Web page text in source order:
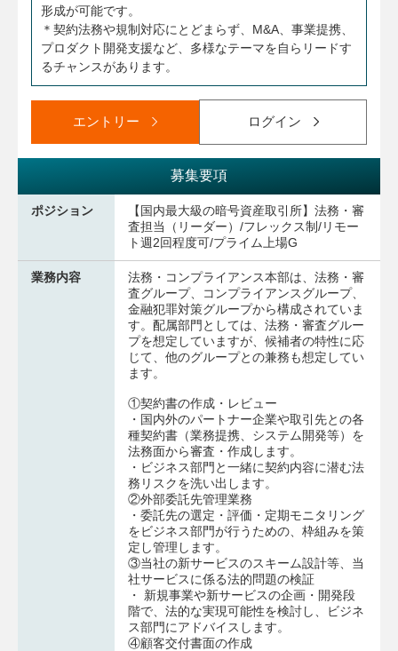
形成が可能です。
＊契約法務や規制対応にとどまらず、M&A、事業提携、
プロダクト開発支援など、多様なテーマを自らリードす
るチャンスがあります。
エントリー ログイン
募集要項
ポジション
【国内最大級の暗号資産取引所】法務・審
査担当（リーダー）/フレックス制/リモー
ト週2回程度可/プライム上場G
業務内容
法務・コンプライアンス本部は、法務・審
査グループ、コンプライアンスグループ、
金融犯罪対策グループから構成されていま
す。配属部門としては、法務・審査グルー
プを想定していますが、候補者の特性に応
じて、他のグループとの兼務も想定してい
ます。
①契約書の作成・レビュー
・国内外のパートナー企業や取引先との各
種契約書（業務提携、システム開発等）を
法務面から審査・作成します。
・ビジネス部門と一緒に契約内容に潜む法
務リスクを洗い出します。
②外部委託先管理業務
・委託先の選定・評価・定期モニタリング
をビジネス部門が行うための、枠組みを策
定し管理します。
③当社の新サービスのスキーム設計等、当
社サービスに係る法的問題の検証
・ 新規事業や新サービスの企画・開発段
階で、法的な実現可能性を検討し、ビジネ
ス部門にアドバイスします。
④顧客交付書面の作成